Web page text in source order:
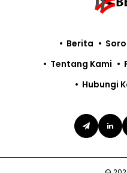
Berita
Tentang Kami
Hubungi